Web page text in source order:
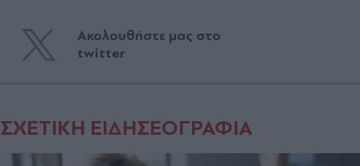
Ακολουθήστε μας στο
twitter
ΣΧΕΤΙΚΗ ΕΙΔΗΣΕΟΓΡΑΦΙΑ